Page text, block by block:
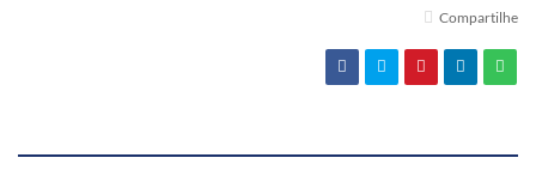
Compartilhe